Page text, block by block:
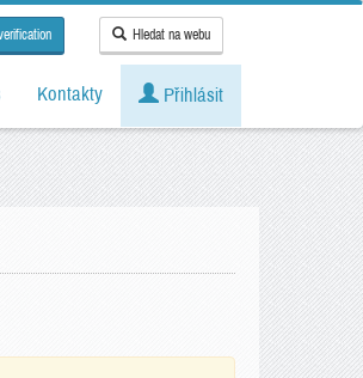
Hledat na webu
Kontakty Přihlásit